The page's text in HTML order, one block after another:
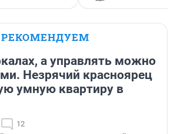
РЕКОМЕНДУЕМ
а управлять можно
Незрячий красноярец
умную квартиру в
12